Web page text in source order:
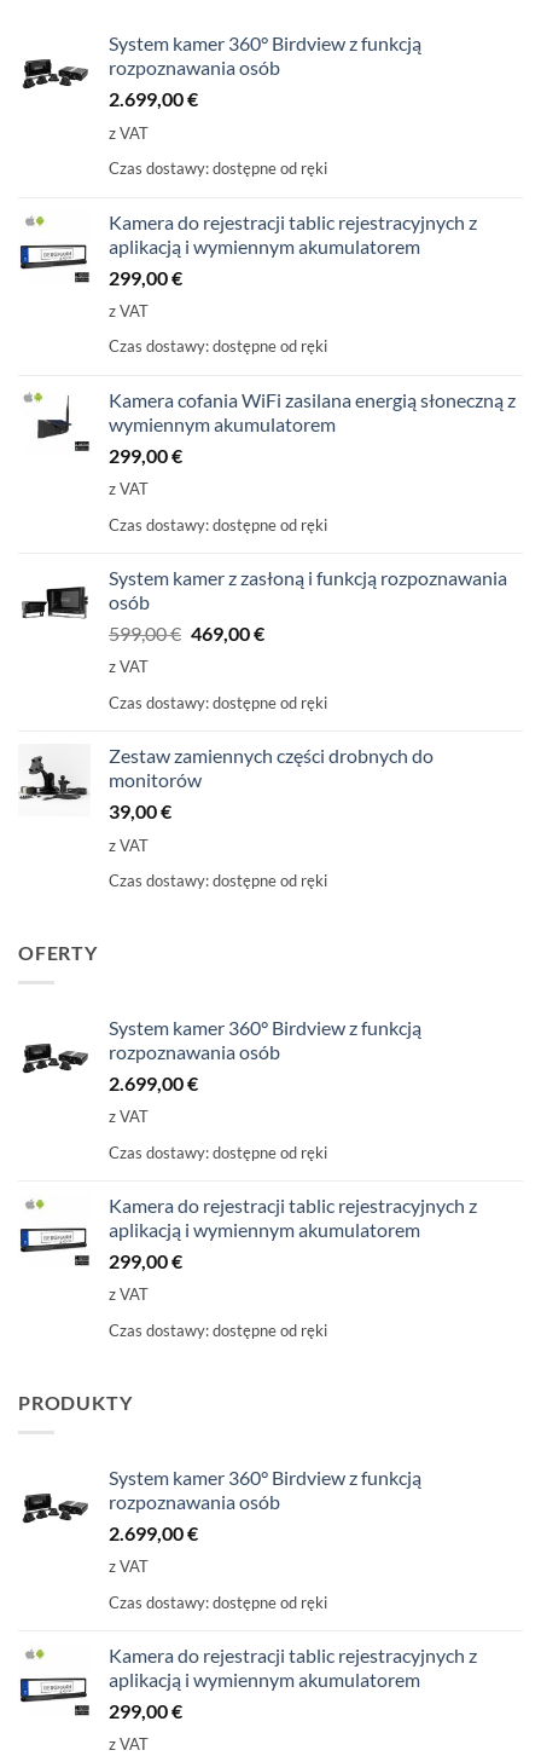
System kamer 360° Birdview z funkcją
rozpoznawania osób
2.699,00€
z VAT
Czas dostawy:dostępne od ręki
Kamera do rejestracji tablic rejestracyjnych z
aplikacją i wymiennym akumulatorem
299,00€
z VAT
Czas dostawy:dostępne od ręki
Kamera cofania WiFi zasilana energią słoneczną z
wymiennym akumulatorem
299,00€
z VAT
Czas dostawy:dostępne od ręki
System kamer z zasłoną i funkcją rozpoznawania
osób
599,00€ Pierwotna
599,00
469,00€Aktualna
469,00
z VAT
Czas dostawy:dostępne od ręki
Zestaw zamiennych części drobnych do
monitorów
39,00€
z VAT
Czas dostawy:dostępne od ręki
OFERTY
System kamer 360° Birdview z funkcją
rozpoznawania osób
2.699,00€
z VAT
Czas dostawy:dostępne od ręki
Kamera do rejestracji tablic rejestracyjnych z
aplikacją i wymiennym akumulatorem
299,00€
z VAT
Czas dostawy:dostępne od ręki
PRODUKTY
System kamer 360° Birdview z funkcją
rozpoznawania osób
2.699,00€
z VAT
Czas dostawy:dostępne od ręki
Kamera do rejestracji tablic rejestracyjnych z
aplikacją i wymiennym akumulatorem
299,00€
z VAT